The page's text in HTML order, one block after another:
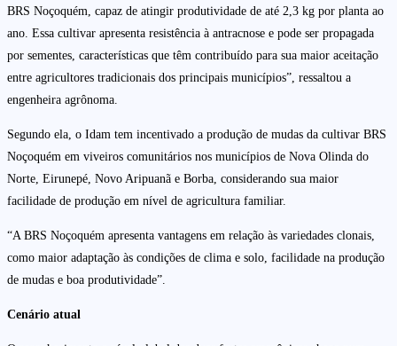
BRS Noçoquém, capaz de atingir produtividade de até 2,3 kg por planta ao
ano. Essa cultivar apresenta resistência à antracnose e pode ser propagada
por sementes, características que têm contribuído para sua maior aceitação
entre agricultores tradicionais dos principais municípios”, ressaltou a
engenheira agrônoma.
Segundo ela, o Idam tem incentivado a produção de mudas da cultivar BRS
Noçoquém em viveiros comunitários nos municípios de Nova Olinda do
Norte, Eirunepé, Novo Aripuanã e Borba, considerando sua maior
facilidade de produção em nível de agricultura familiar.
“A BRS Noçoquém apresenta vantagens em relação às variedades clonais,
como maior adaptação às condições de clima e solo, facilidade na produção
de mudas e boa produtividade”.
Cenário atual